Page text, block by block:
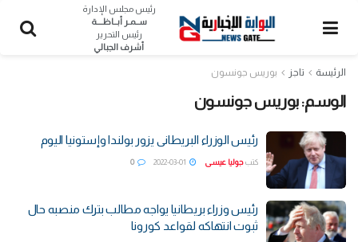
رئيس مجلس الإدارة
ســمـر أبــاظــــة
رئيس التحرير
أشرف الجبالي
الرئيسة تاجز بوريس جونسون
الوسم:بوريس جونسون
رئيس الوزراء البريطانى يزور بولندا وإستونيا اليوم
كتب جوليا عيسى 0
رئيس وزراء بريطانيا يواجه مطالب بترك منصبه حال
ثبوت انتهاكه لقواعد كورونا